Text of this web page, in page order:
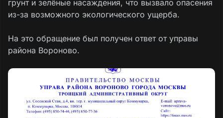
грунт и зелёные насаждения, что вызвало опасения
из-за возможного экологического ущерба.
На это обращение был получен ответ от управы
района Вороново.